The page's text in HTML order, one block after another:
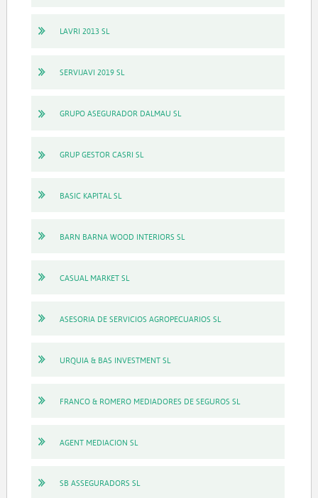
LAVRI 2013 SL
SERVIJAVI 2019 SL
GRUPO ASEGURADOR DALMAU SL
GRUP GESTOR CASRI SL
BASIC KAPITAL SL
BARN BARNA WOOD INTERIORS SL
CASUAL MARKET SL
ASESORIA DE SERVICIOS AGROPECUARIOS SL
URQUIA & BAS INVESTMENT SL
FRANCO & ROMERO MEDIADORES DE SEGUROS SL
AGENT MEDIACION SL
SB ASSEGURADORS SL